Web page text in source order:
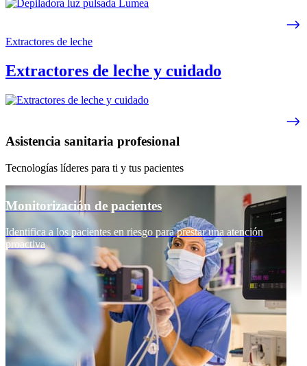
Extractores de leche
Extractores de leche y cuidado
Asistencia sanitaria profesional
Tecnologías líderes para ti y tus pacientes
Monitorización de pacientes
Identifica a los pacientes en riesgo para prestar una atención
proactiva